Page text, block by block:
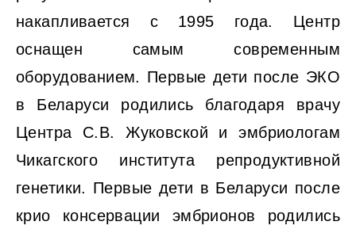
накапливается с 1995 года. Центр
оснащен самым современным
оборудованием. Первые дети после ЭКО
в Беларуси родились благодаря врачу
Центра С.В. Жуковской и эмбриологам
Чикагского института репродуктивной
генетики. Первые дети в Беларуси после
крио консервации эмбрионов родились